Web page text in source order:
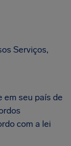
Serviços,
em seu país de
com a lei